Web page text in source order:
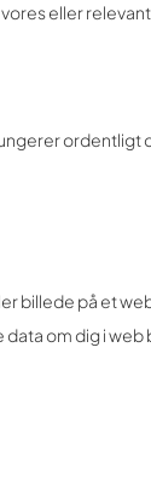
eller
billede på et
om dig i web